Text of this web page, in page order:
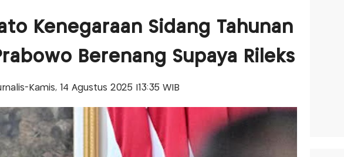
Kenegaraan Sidang Tahunan
Berenang Supaya Rileks
Kamis, 14 Agustus 2025 |13:35 WIB